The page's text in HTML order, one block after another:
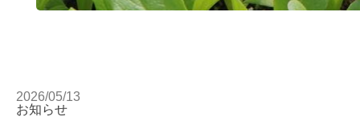
2026/05/13
お知らせ